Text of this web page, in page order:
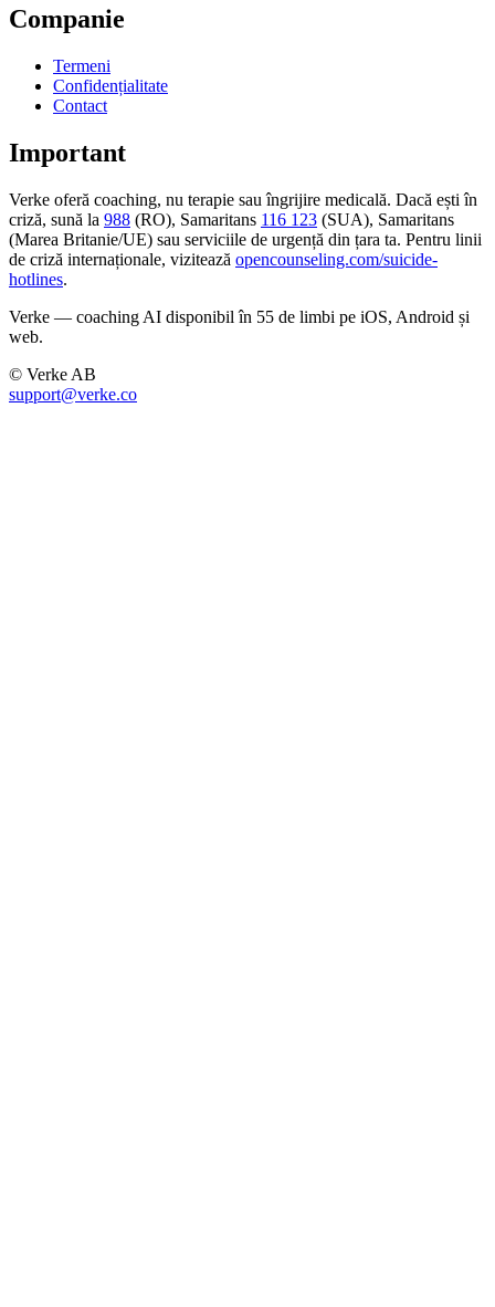
Companie
Termeni
Confidențialitate
Contact
Important
Verke oferă coaching, nu terapie sau îngrijire medicală. Dacă ești în
criză, sună la 988 (RO), Samaritans 116 123 (SUA), Samaritans
(Marea Britanie/UE) sau serviciile de urgență din țara ta. Pentru linii
de criză internaționale, vizitează opencounseling.com/suicide-
hotlines.
Verke — coaching AI disponibil în 55 de limbi pe iOS, Android și
web.
© Verke AB
support@verke.co